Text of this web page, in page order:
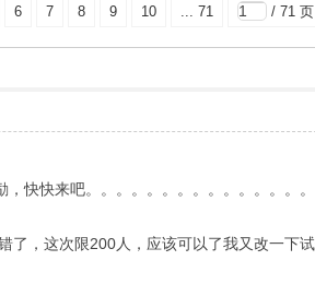
6 7 8 9 10 ... 71 / 71 页
快快来吧。。。。。。。。。。。。。。。
了，这次限200人，应该可以了我又改一下